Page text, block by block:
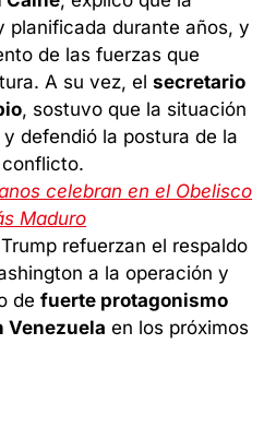
planificada durante años, y
de las fuerzas que
A su vez, elsecretario
, sostuvo que la situación
defendió la postura de la
celebran en el Obelisco
Maduro
refuerzan el respaldo
a la operación y
defuerte protagonismo
Venezuela en los próximos